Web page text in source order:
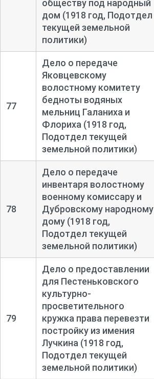
обществу под народный
дом (1918 год, Подотдел
текущей земельной
политики)
77
Дело о передаче
Яковцевскому
волостному комитету
бедноты водяных
мельниц Галаниха и
Флориха (1918 год,
Подотдел текущей
земельной политики)
78
Дело о передаче
инвентаря волостному
военному комиссару и
Дубровскому народному
дому (1918 год,
Подотдел текущей
земельной политики)
79
Дело о предоставлении
для Пестеньковского
культурно-
просветительного
кружка права перевезти
постройку из имения
Лучкина (1918 год,
Подотдел текущей
земельной политики)